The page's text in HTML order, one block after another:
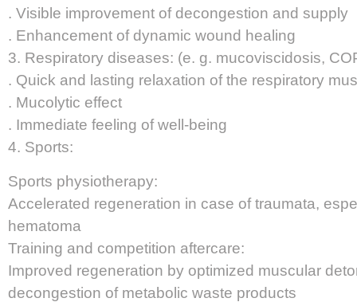
. Visible improvement of decongestion and supply
. Enhancement of dynamic wound healing
3. Respiratory diseases: (e. g. mucoviscidosis,
. Quick and lasting relaxation of the respiratory
. Mucolytic effect
. Immediate feeling of well-being
4. Sports:
Sports physiotherapy:
Accelerated regeneration in case of traumata,
hematoma
Training and competition aftercare:
Improved regeneration by optimized muscular
decongestion of metabolic waste products